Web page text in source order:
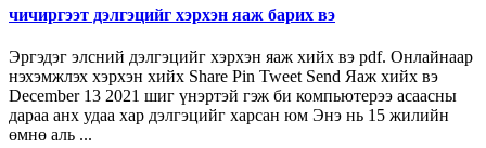
чичиргээт дэлгэцийг хэрхэн яаж барих вэ
Эргэдэг элсний дэлгэцийг хэрхэн яаж хийх вэ pdf. Онлайнаар
нэхэмжлэх хэрхэн хийх Share Pin Tweet Send Яаж хийх вэ
December 13 2021 шиг үнэртэй гэж би компьютерээ асаасны
дараа анх удаа хар дэлгэцийг харсан юм Энэ нь 15 жилийн
өмнө аль ...